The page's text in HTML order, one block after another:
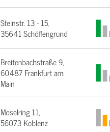
Steinstr. 13 - 15,
35641 Schöffengrund
Breitenbachstraße 9,
60487 Frankfurt am
Main
Moselring 11,
56073 Koblenz